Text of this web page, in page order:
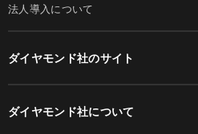
法人導入について
ダイヤモンド社のサイト
ダイヤモンド社について